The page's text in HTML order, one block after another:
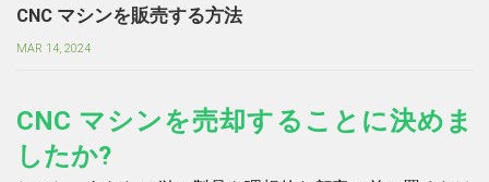
CNC マシンを販売する方法
MAR 14, 2024
CNC マシンを売却することに決めま
したか?